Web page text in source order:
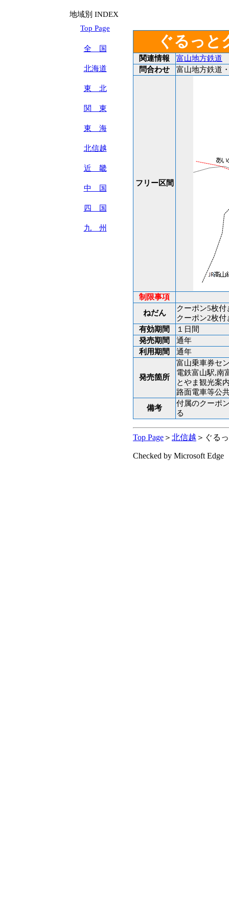
地域別 INDEX
Top Page
全 国
北海道
東 北
関 東
東 海
北信越
近 畿
中 国
四 国
九 州
ぐるっと
関連情報
富山地方鉄道
問合わせ
富山地方鉄道
フリー区間
制限事項
ねだん
クーポン5枚
クーポン2枚
有効期間
１日間
発売期間
通年
利用期間
通年
発売箇所
富山乗車券セ
電鉄富山駅,南
とやま観光案
路面電車等公
備考
付属のクーポ
る
Top Page ＞ 北信越 ＞ぐる
Checked by Microsoft Edge